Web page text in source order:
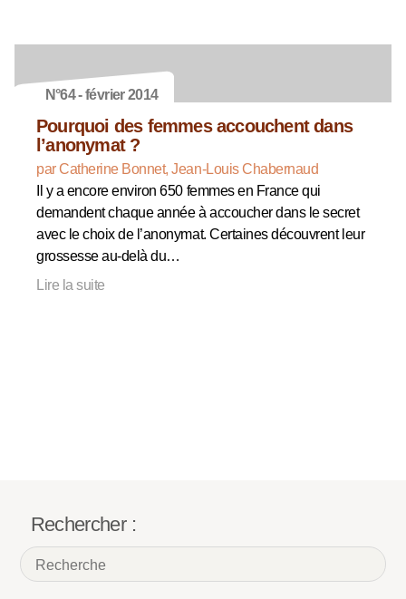
N°64 - février 2014
Pourquoi des femmes accouchent dans
l’anonymat ?
par Catherine Bonnet, Jean-Louis Chabernaud
Il y a encore environ 650 femmes en France qui
demandent chaque année à accoucher dans le secret
avec le choix de l’anonymat. Certaines découvrent leur
grossesse au-delà du…
Lire la suite
Rechercher :